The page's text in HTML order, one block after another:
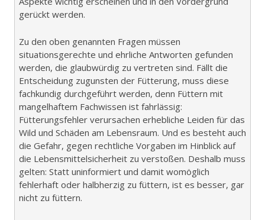
gerückt werden.
Zu den oben genannten Fragen müssen
situationsgerechte und ehrliche Antworten gefunden
werden, die glaubwürdig zu vertreten sind. Fällt die
Entscheidung zugunsten der Fütterung, muss diese
fachkundig durchgeführt werden, denn Füttern mit
mangelhaftem Fachwissen ist fahrlässig:
Fütterungsfehler verursachen erhebliche Leiden für das
Wild und Schäden am Lebensraum. Und es besteht auch
die Gefahr, gegen rechtliche Vorgaben im Hinblick auf
die Lebensmittelsicherheit zu verstoßen. Deshalb muss
gelten: Statt uninformiert und damit womöglich
fehlerhaft oder halbherzig zu füttern, ist es besser, gar
nicht zu füttern.